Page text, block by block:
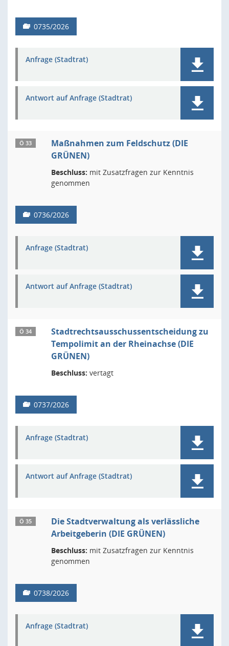
0735/2026
Anfrage (Stadtrat)
Antwort auf Anfrage (Stadtrat)
Ö 33
Maßnahmen zum Feldschutz (DIE
GRÜNEN)
Beschluss: mit Zusatzfragen zur Kenntnis
genommen
0736/2026
Anfrage (Stadtrat)
Antwort auf Anfrage (Stadtrat)
Ö 34
Stadtrechtsausschussentscheidung zu
Tempolimit an der Rheinachse (DIE
GRÜNEN)
Beschluss: vertagt
0737/2026
Anfrage (Stadtrat)
Antwort auf Anfrage (Stadtrat)
Ö 35
Die Stadtverwaltung als verlässliche
Arbeitgeberin (DIE GRÜNEN)
Beschluss: mit Zusatzfragen zur Kenntnis
genommen
0738/2026
Anfrage (Stadtrat)